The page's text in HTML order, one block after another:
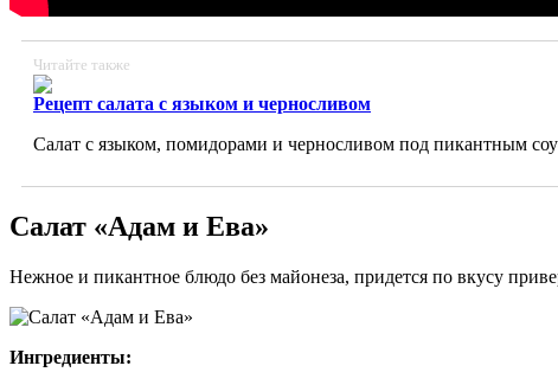
Читайте также
Рецепт салата с языком и черносливом
Салат с языком, помидорами и черносливом под пикантным
Салат «Адам и Ева»
Нежное и пикантное блюдо без майонеза, придется по вкусу
Ингредиенты: